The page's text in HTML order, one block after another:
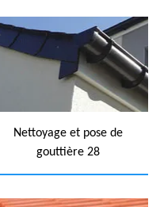
Nettoyage et pose de
gouttière 28